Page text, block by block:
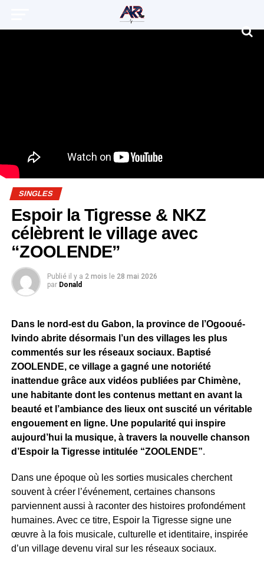
SINGLES
Espoir la Tigresse & NKZ
célèbrent le village avec
“ZOOLENDE”
Publié il y a 2 mois le 28 mai 2026
par Donald
Dans le nord-est du Gabon, la province de l’Ogooué-
Ivindo abrite désormais l’un des villages les plus
commentés sur les réseaux sociaux. Baptisé
ZOOLENDE, ce village a gagné une notoriété
inattendue grâce aux vidéos publiées par Chimène,
une habitante dont les contenus mettant en avant la
beauté et l’ambiance des lieux ont suscité un véritable
engouement en ligne. Une popularité qui inspire
aujourd’hui la musique, à travers la nouvelle chanson
d’Espoir la Tigresse intitulée “ZOOLENDE”.
Dans une époque où les sorties musicales cherchent
souvent à créer l’événement, certaines chansons
parviennent aussi à raconter des histoires profondément
humaines. Avec ce titre, Espoir la Tigresse signe une
œuvre à la fois musicale, culturelle et identitaire, inspirée
d’un village devenu viral sur les réseaux sociaux.